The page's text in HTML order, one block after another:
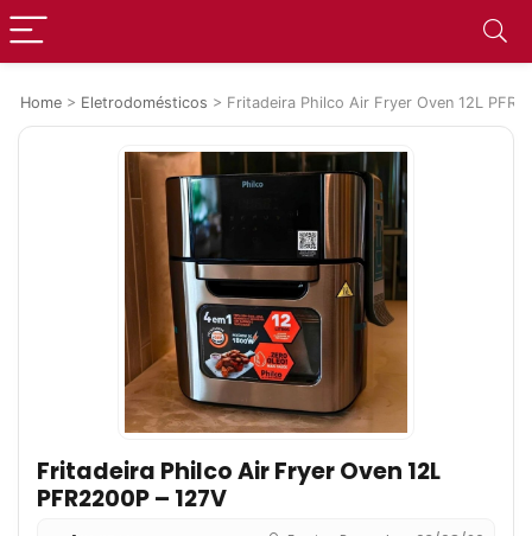
Home > Eletrodomésticos > Fritadeira Philco Air Fryer Oven 12L
Fritadeira Philco Air Fryer Oven 12L
PFR2200P – 127V